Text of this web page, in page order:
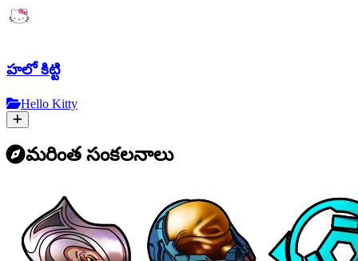
హలో కిట్టి
Hello Kitty
మరింత సంకలనాలు